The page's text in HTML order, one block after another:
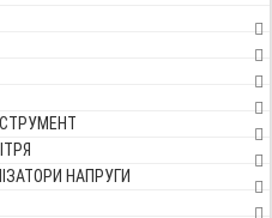
НАПРУГИ